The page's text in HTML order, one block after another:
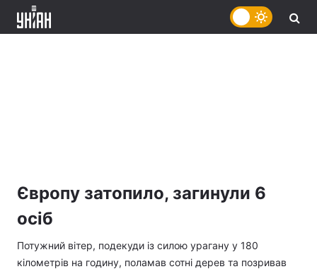
Європу затопило, загинули 6
осіб
Потужний вітер, подекуди із силою урагану у 180
кілометрів на годину, поламав сотні дерев та позривав